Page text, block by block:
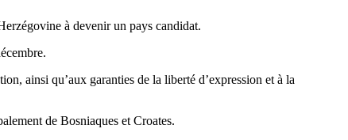
à devenir un pays candidat.
ainsi qu’aux garanties de la liberté d’expression et à la
de Bosniaques et Croates.